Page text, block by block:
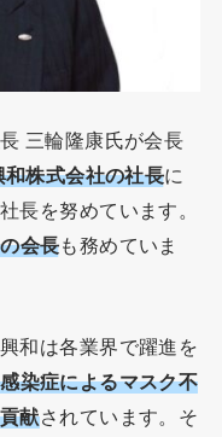
三輪隆康氏が会長
和株式会社の社長に
長を努めています。
会長も務めていま
和は各業界で躍進を
染症によるマスク不
献されています。そ